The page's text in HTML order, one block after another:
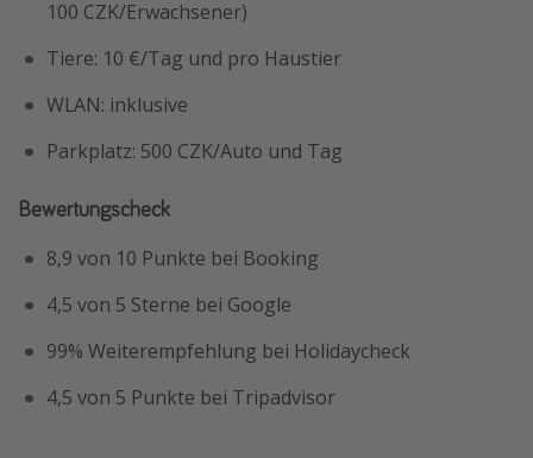
100 CZK/Erwachsener)
Tiere: 10 €/Tag und pro Haustier
WLAN: inklusive
Parkplatz: 500 CZK/Auto und Tag
Bewertungscheck
8,9 von 10 Punkte bei Booking
4,5 von 5 Sterne bei Google
99% Weiterempfehlung bei Holidaycheck
4,5 von 5 Punkte bei Tripadvisor